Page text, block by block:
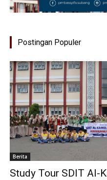
Postingan Populer
Berita
Study Tour SDIT Al-